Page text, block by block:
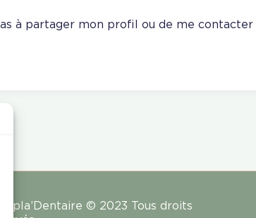
à partager mon profil ou de me contacter
© 2023 Tous droits